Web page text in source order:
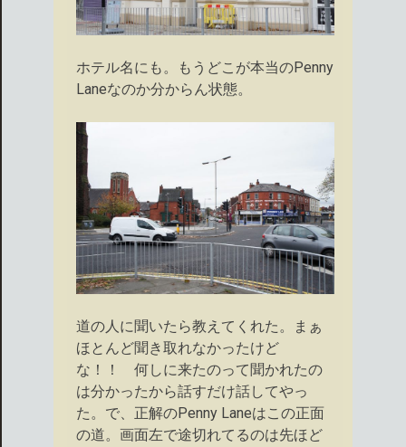
ホテル名にも。もうどこが本当のPenny
Laneなのか分からん状態。
道の人に聞いたら教えてくれた。まぁ
ほとんど聞き取れなかったけど
な！！ 何しに来たのって聞かれたの
は分かったから話すだけ話してやっ
た。で、正解のPenny Laneはこの正面
の道。画面左で途切れてるのは先ほど